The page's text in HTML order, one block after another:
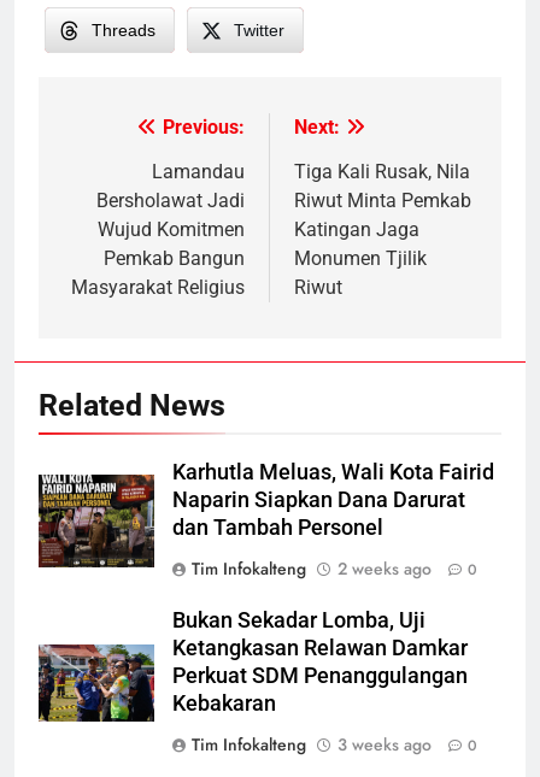
Threads Twitter
navigation
Previous:
Lamandau
Bersholawat Jadi
Wujud Komitmen
Pemkab Bangun
Masyarakat Religius
Next:
Tiga Kali Rusak, Nila
Riwut Minta Pemkab
Katingan Jaga
Monumen Tjilik
Riwut
Related News
Karhutla Meluas, Wali Kota Fairid
Naparin Siapkan Dana Darurat
dan Tambah Personel
Tim Infokalteng
2 weeks ago 0
Bukan Sekadar Lomba, Uji
Ketangkasan Relawan Damkar
Perkuat SDM Penanggulangan
Kebakaran
Tim Infokalteng
3 weeks ago 0